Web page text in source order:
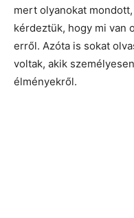
mert olyanokat
kérdeztük, hogy mi van
erről. Azóta is sokat
voltak, akik
élményekről.